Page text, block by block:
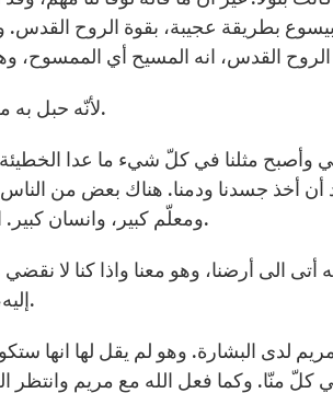
بطريقة عجيبة، بقوة الروح القدس.
القدس، انه المسيح أي الممسوح،
. لأنّه حبل به من الروح القدس وهو ابن الله.
وأصبح مثلنا في كلّ شيء ما عدا
أن أخذ جسدنا ودمنا. هناك بعض من
ومعلّم كبير، وانسان كبير. ان الإنجيل يقول لنا انه ابن الله.
أتى الى أرضنا، وهو معنا واذا كنا لا
إليه، ونتبعه، فان ايماننا يكون باطلاً.
لدى البشارة. وهو لم يقل لها انها
كلّ منّا. وكما فعل الله مع مريم وانتظر